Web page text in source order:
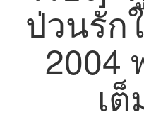
ป่วนรัก
2004
เต็